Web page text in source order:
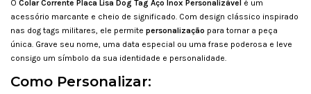
O Colar Corrente Placa Lisa Dog Tag Aço Inox Personalizável é um
acessório marcante e cheio de significado. Com design clássico inspirado
nas dog tags militares, ele permite personalização para tornar a peça
única. Grave seu nome, uma data especial ou uma frase poderosa e leve
consigo um símbolo da sua identidade e personalidade.
Como Personalizar: